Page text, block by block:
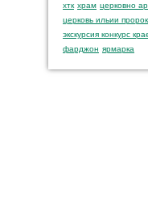
хтк храм церковно
церковь ильии
экскурсия конкурс
фарджон ярмарка